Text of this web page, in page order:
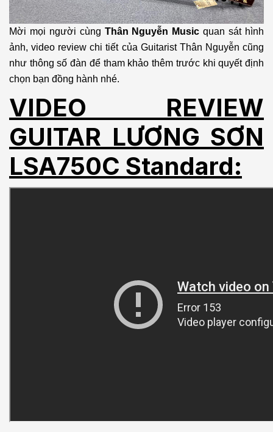
Mời mọi người cùng Thân Nguyễn Music quan sát hình
ảnh, video review chi tiết của Guitarist Thân Nguyễn cũng
như thông số đàn để tham khảo thêm trước khi quyết định
chọn bạn đồng hành nhé.
VIDEO REVIEW
GUITAR LƯƠNG SƠN
LSA750C Standard: